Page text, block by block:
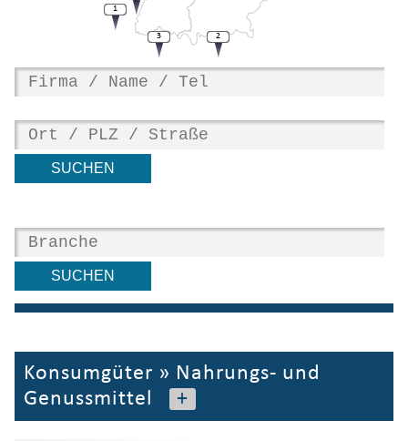
1
3 2
Konsumgüter » Nahrungs- und
Genussmittel
+